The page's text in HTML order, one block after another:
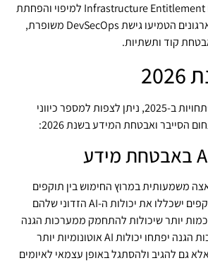
Infrastructure Entitlement Management (CIEM) למיפוי והפחתת
הרשאות-יתר. לבסוף, ארגונים הטמיעו גישת DevSecOps משופרת,
קוד ותשתיות.
על סמך המגמות והתפתחויות ב-2025, ניתן לצפות למספר כיווני
הסייבר ואבטחת המידע בשנת 2026:
נראה האצה משמעותית במרוץ החימוש בין תוקפים
ומגנים בתחום ה-AI. תוקפים ישכללו את יכולות ה-AI הזדוני שלהם
יותר שיכולות להתחמק ממערכות הגנה
קיימות. במקביל, מערכות הגנה יפתחו יכולות AI אוטונומיות יותר
גם להגיב ולהסתגל באופן עצמאי לאיומים